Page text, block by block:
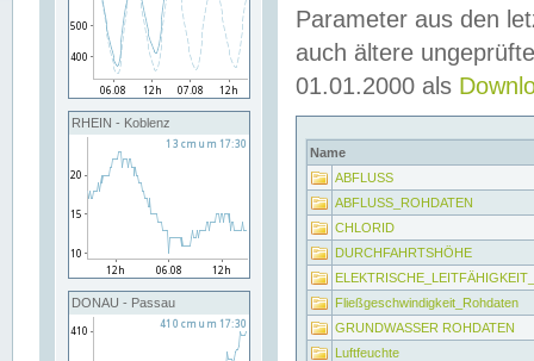
RHEIN - Koblenz
DONAU - Passau
Parameter aus den
auch ältere
01.01.2000 als
Name
ABFLUSS
ABFLUSS_ROHDATEN
CHLORID
DURCHFAHRTSHÖHE
Fließgeschwindigkeit_Rohdaten
GRUNDWASSER ROHDATEN
Luftfeuchte